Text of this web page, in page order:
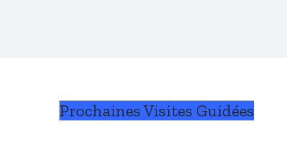
Prochaines Visites Guidées